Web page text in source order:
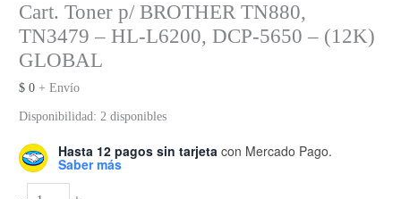
Cart. Toner p/ BROTHER TN880,
TN3479 – HL-L6200, DCP-5650 – (12K)
GLOBAL
$ 0 + Envío
Disponibilidad: 2 disponibles
Hasta 12 pagos sin tarjeta con Mercado Pago.
Saber más
Cart.